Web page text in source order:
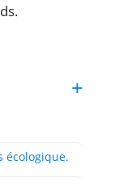
écologique.